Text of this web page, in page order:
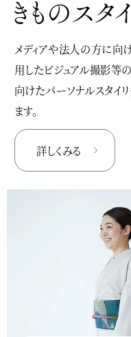
メディアや法人の方に向
用したビジュアル撮影等
向けたパーソナルスタイ
ます。
詳しくみる